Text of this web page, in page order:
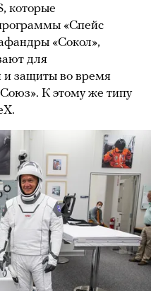
которые
«Спейс
«Сокол»,
для
и защиты во время
К этому же типу